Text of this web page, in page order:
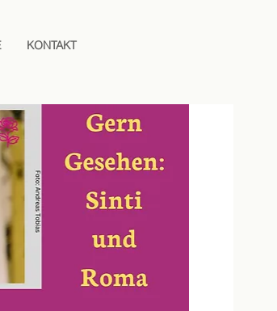
KONTAKT